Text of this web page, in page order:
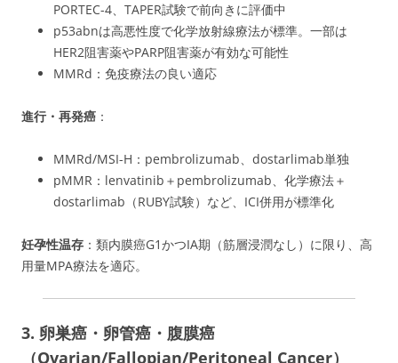
PORTEC-4、TAPER試験で前向きに評価中
p53abnは高悪性度で化学放射線療法が標準。一部は
HER2阻害薬やPARP阻害薬が有効な可能性
MMRd：免疫療法の良い適応
進行・再発癌 ：
MMRd/MSI-H：pembrolizumab、dostarlimab単独
pMMR：lenvatinib＋pembrolizumab、化学療法＋
dostarlimab（RUBY試験）など、ICI併用が標準化
妊孕性温存 ：類内膜癌G1かつIA期（筋層浸潤なし）に限り、高
用量MPA療法を適応。
3. 卵巣癌・卵管癌・腹膜癌
（Ovarian/Fallopian/Peritoneal Cancer）